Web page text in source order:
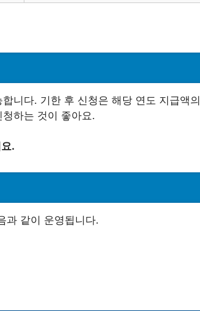
니다. 기한 후 신청은 해당 연도 지급액의
하는 것이 좋아요.
.
과 같이 운영됩니다.